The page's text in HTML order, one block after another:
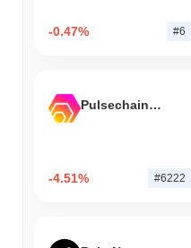
-0.47% #6
Pulsechain Bridged HEX (Pulsechain)
-4.51% #6222